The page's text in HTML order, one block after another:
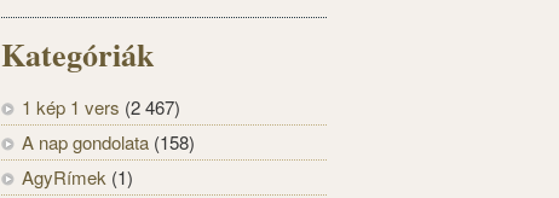
Kategóriák
1 kép 1 vers (2 467)
A nap gondolata (158)
AgyRímek (1)